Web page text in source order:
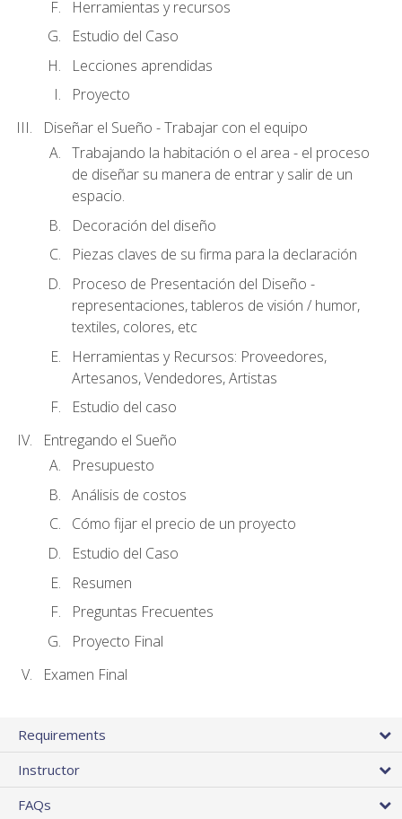
Herramientas y recursos
Estudio del Caso
Lecciones aprendidas
Proyecto
Diseñar el Sueño - Trabajar con el equipo
Trabajando la habitación o el area - el proceso
de diseñar su manera de entrar y salir de un
espacio.
Decoración del diseño
Piezas claves de su firma para la declaración
Proceso de Presentación del Diseño -
representaciones, tableros de visión / humor,
textiles, colores, etc
Herramientas y Recursos: Proveedores,
Artesanos, Vendedores, Artistas
Estudio del caso
Entregando el Sueño
Presupuesto
Análisis de costos
Cómo fijar el precio de un proyecto
Estudio del Caso
Resumen
Preguntas Frecuentes
Proyecto Final
Examen Final
Requirements
Instructor
FAQs